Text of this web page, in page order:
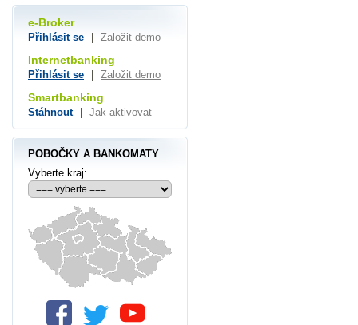
e-Broker
Přihlásit se Založit demo
Internetbanking
Přihlásit se Založit demo
Smartbanking
Stáhnout Jak aktivovat
POBOČKY A BANKOMATY
Vyberte kraj: